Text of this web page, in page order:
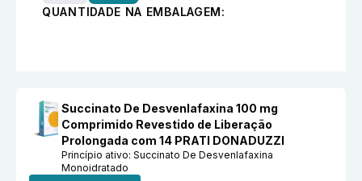
QUANTIDADE NA EMBALAGEM:
Succinato De Desvenlafaxina 100 mg
Comprimido Revestido de Liberação
Prolongada com 14 PRATI DONADUZZI
Princípio ativo:Succinato De Desvenlafaxina
Monoidratado